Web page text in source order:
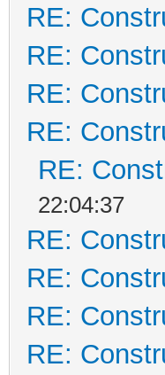
RE:
RE:
RE:
RE:
RE:
22:04:37
RE:
RE:
RE:
RE: